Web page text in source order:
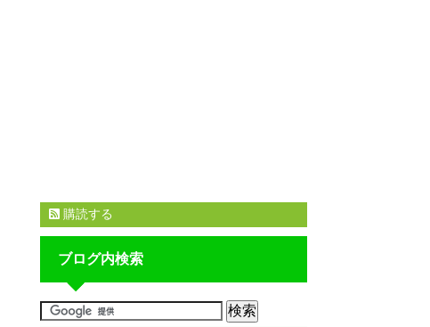
購読する
ブログ内検索